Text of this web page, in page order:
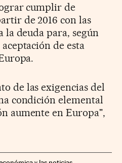
cumplir de
de 2016 con las
la deuda para, según
de esta
de las exigencias del
condición elemental
aumente en Europa",